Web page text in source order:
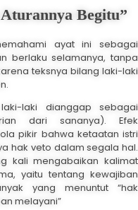
Begitu”
ayat ini sebagai
berlaku selamanya, tanpa
teksnya bilang laki-laki
laki dianggap sebagai
dari sananya). Efek
pikir bahwa ketaatan istri
hak veto dalam segala hal.
kali mengabaikan kalimat
yaitu tentang kewajiban
yang menuntut “hak
melayani”